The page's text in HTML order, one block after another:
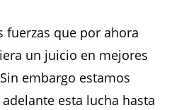
fuerzas que por ahora
un juicio en mejores
embargo estamos
esta lucha hasta